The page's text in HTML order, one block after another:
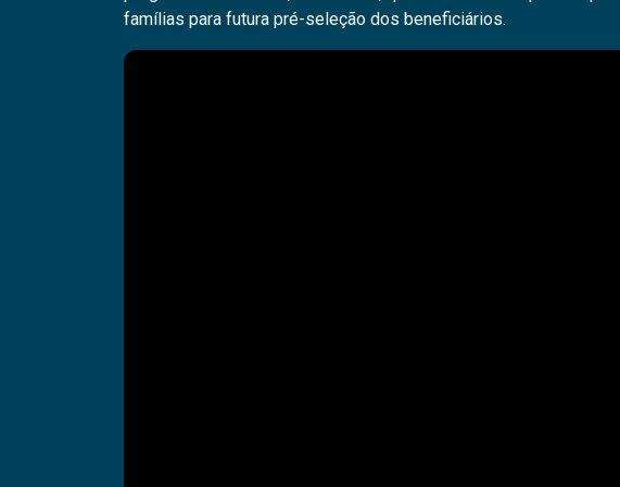
famílias para futura pré-seleção dos beneficiários.